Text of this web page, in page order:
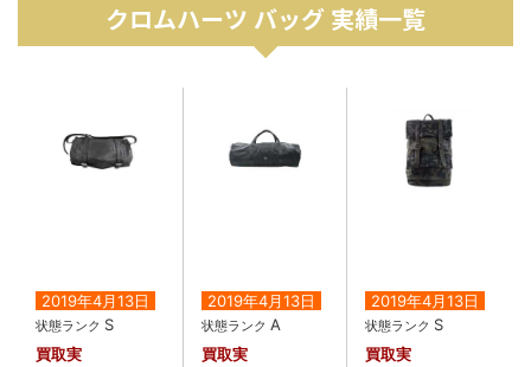
クロムハーツ バッグ 実績一覧
2019年4月13日
状態ランク S
買取実
2019年4月13日
状態ランクA
買取実
2019年4月13日
状態ランク S
買取実